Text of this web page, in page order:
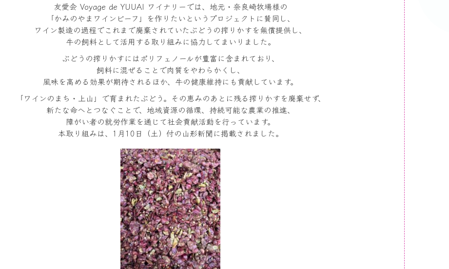
友愛会Voyage de YUUAI ワイナリーでは、地元・奈良崎牧場様の
「かみのやまワインビーフ」を作りたいというプロジェクトに賛同し、
ワイン製造の過程でこれまで廃棄されていたぶどうの搾りかすを無償提供し、
牛の飼料として活用する取り組みに協力してまいりました。
ぶどうの搾りかすにはポリフェノールが豊富に含まれており、
飼料に混ぜることで肉質をやわらかくし、
風味を高める効果が期待されるほか、牛の健康維持にも貢献しています。
「ワインのまち・上山」で育まれたぶどう。その恵みのあとに残る搾りかすを廃棄せず、
新たな命へとつなぐことで、地域資源の循環、持続可能な農業の推進、
障がい者の就労作業を通じて社会貢献活動を行っています。
本取り組みは、 1 月 10 日（土）付の山形新聞に掲載されました。